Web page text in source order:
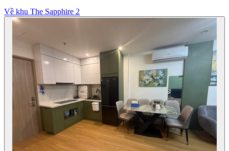
Về khu The Sapphire 2